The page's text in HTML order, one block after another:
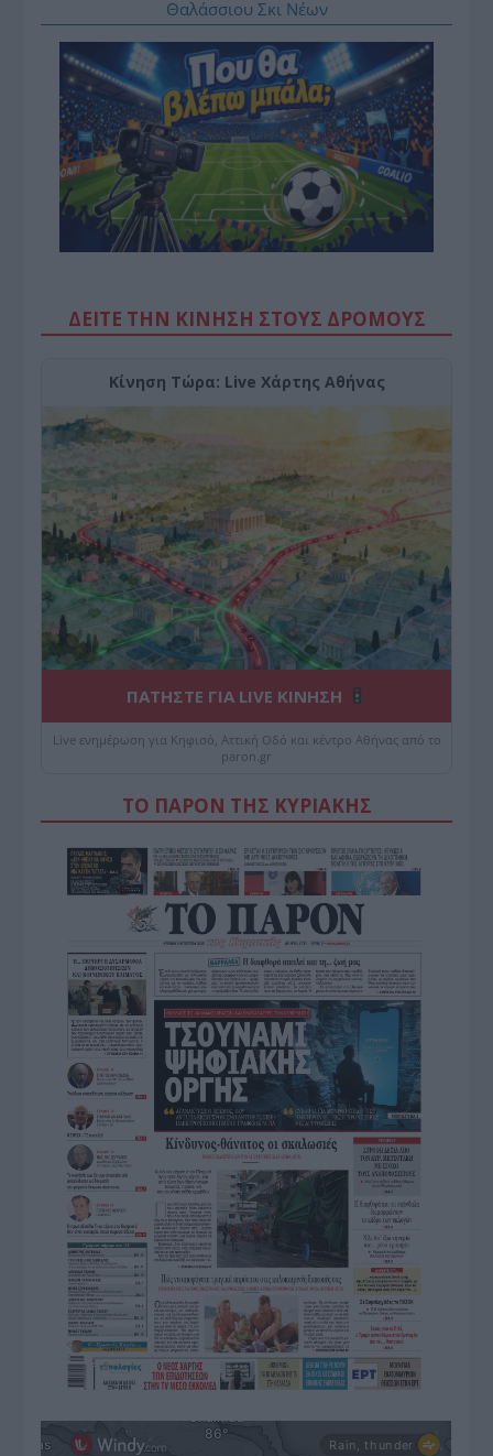
Θαλάσσιου Σκι Νέων
ΔΕΙΤΕ ΤΗΝ ΚΙΝΗΣΗ ΣΤΟΥΣ ΔΡΌΜΟΥΣ
Κίνηση Τώρα: Live Χάρτης Αθήνας
ΠΑΤΗΣΤΕ ΓΙΑ LIVE ΚΙΝΗΣΗ
Live ενημέρωση για Κηφισό, Αττική Οδό και κέντρο Αθήνας από το
paron.gr
ΤΟ ΠΑΡΟΝ ΤΗΣ ΚΥΡΙΑΚΗΣ